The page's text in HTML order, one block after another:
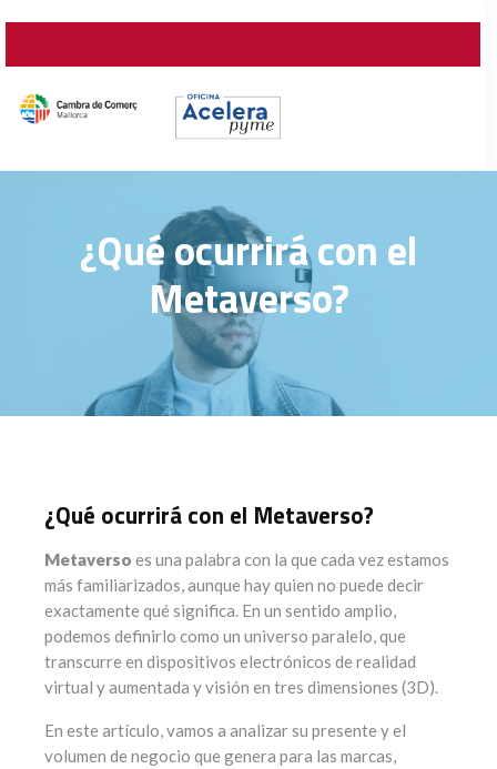
¿Qué ocurrirá con el
Metaverso?
¿Qué ocurrirá con el Metaverso?
Metaverso es una palabra con la que cada vez estamos
más familiarizados, aunque hay quien no puede decir
exactamente qué significa. En un sentido amplio,
podemos definirlo como un universo paralelo, que
transcurre en dispositivos electrónicos de realidad
virtual y aumentada y visión en tres dimensiones (3D).
En este artículo, vamos a analizar su presente y el
volumen de negocio que genera para las marcas,